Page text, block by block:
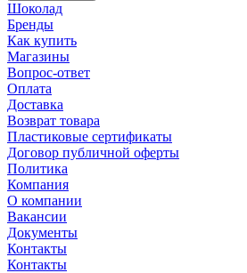
Шоколад
Бренды
Как купить
Магазины
Вопрос-ответ
Оплата
Доставка
Возврат товара
Пластиковые сертификаты
Договор публичной оферты
Политика
Компания
О компании
Вакансии
Документы
Контакты
Контакты